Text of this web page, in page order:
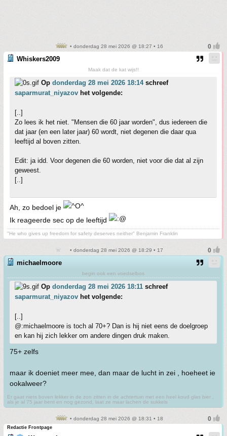
• donderdag 28 mei 2026 @ 18:27 • 16
Whiskers2009
Maak dat de kat wijs!!
Op donderdag 28 mei 2026 18:14schreef
saparmurat_niyazov het volgende:
[..]
Zo lees ik het niet. "Mensen die 60 jaar worden", dus iedereen die
dat jaar (en een later jaar) 60 wordt, niet degenen die daar qua
leeftijd al boven zitten.
Edit: ja idd. Voor degenen die 60 worden, niet voor die dat al zijn
geweest.
[..]
Ah, zo bedoel je
Ik reageerde sec op de leeftijd
"He who gives up freedom for safety deserves neither" Benjamin Franklin
• donderdag 28 mei 2026 @ 18:29 • 17
michaelmoore
begin ook een voedselbos
Op donderdag 28 mei 2026 18:11 schreef
saparmurat_niyazov het volgende:
[..]
@:michaelmoore is toch al 70+? Dan is hij niet eens de doelgroep
en kan hij zich lekker om andere dingen druk maken.
75+ zelfs
maar ik doeniet meer mee, dan maar de lucht in zei , hoeheet ie
ookalweer?
Er gaat niets boven lekker in de zon zitten in de achtertuin met een heel koud glas bier ,
als je al 75 jaar bent en nog gezond, laat ze maar lachen de sukkels
• donderdag 28 mei 2026 @ 18:31 • 18
Redactie Frontpage